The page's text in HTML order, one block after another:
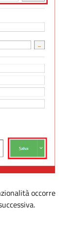
occorre